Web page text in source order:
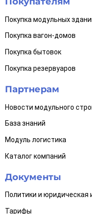
Покупка модульных
Покупка вагон-домов
Покупка бытовок
Покупка резервуаров
Партнерам
Новости модульного
База знаний
Модуль логистика
Каталог компаний
Документы
Политики и
Тарифы